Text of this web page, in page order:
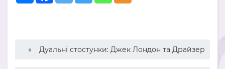
Дуальні стостунки: Джек Лондон та Драйзер